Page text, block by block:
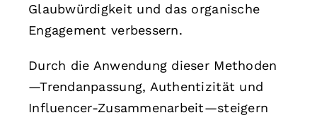
Glaubwürdigkeit und das organische
Engagement verbessern.
Durch die Anwendung dieser Methoden
—Trendanpassung, Authentizität und
Influencer-Zusammenarbeit—steigern